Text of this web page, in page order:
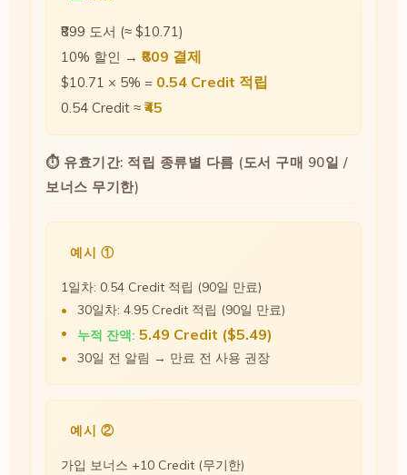
₹899 도서 (≈ $10.71)
10% 할인 →₹809 결제
$10.71 × 5% = 0.54 Credit 적립
0.54 Credit ≈₹45
⏱ 유효기간: 적립 종류별 다름 (도서 구매 90일 /
보너스 무기한)
예시 ①
1일차: 0.54 Credit 적립 (90일 만료)
30일차: 4.95 Credit 적립 (90일 만료)
누적 잔액:5.49 Credit ($5.49)
30일 전 알림 → 만료 전 사용 권장
예시 ②
가입 보너스 +10 Credit (무기한)